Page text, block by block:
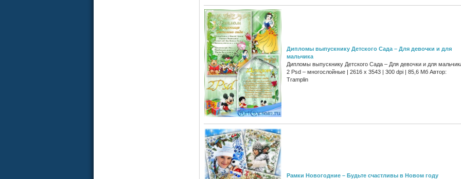
Дипломы выпускнику Детского Сада – Для девочки и для
мальчика
Дипломы выпускнику Детского Сада – Для девочки и для
2 Psd – многослойные | 2616 x 3543 | 300 dpi | 85,6 Мб Автор:
Tramplin
Рамки Новогодние – Будьте счастливы в Новом году